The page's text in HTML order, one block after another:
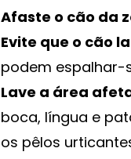
Afaste o cão da
Evite que o cão
podem espalhar-
Lave a área
boca, língua e
os pêlos